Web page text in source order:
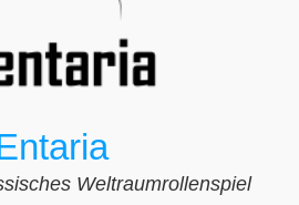
Weltraumrollenspiel